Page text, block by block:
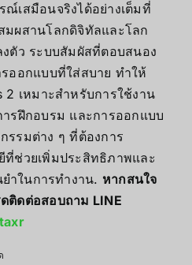
ณ์เสมือนจริงได้อย่างเต็มที่
มผสานโลกดิจิทัลและโลก
งตัว ระบบสัมผัสที่ตอบสนอง
ออกแบบที่ใส่สบาย ทำให้
2 เหมาะสำหรับการใช้งาน
รฝึกอบรม และการออกแบบ
รรมต่าง ๆ ที่ต้องการ
ที่ช่วยเพิ่มประสิทธิภาพและ
ำในการทำงาน. หากสนใจ
ติดต่อสอบถาม LINE